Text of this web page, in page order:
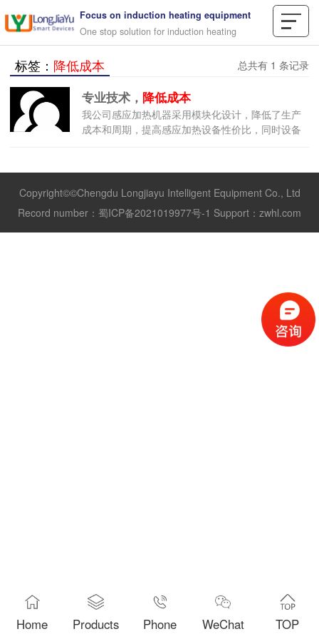
Focus on induction heating equipment
One stop solution for induction heating
标签： 降低成本 总共有 1 条记录
专业技术， 降低成本
我公司感应加热机器采用模块化设计，降低了生产
成本和周期，提高感应加热设备性价比，同时设备
Copyright©©Chengdu Longjiayu Intelligent Equipment Co., Ltd
Record number： 蜀ICP备2021019977号-1 Support： zwhl.com
Home Products Phone WeChat TOP